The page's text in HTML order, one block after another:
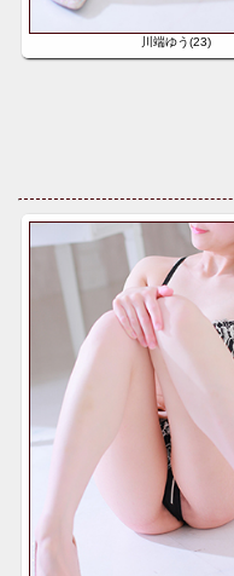
川端ゆう(23)